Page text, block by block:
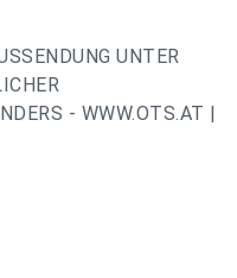
UNTER
- WWW.OTS.AT |